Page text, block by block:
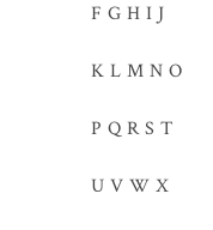
F G H I J
K L M N O
P Q R S T
U V W X